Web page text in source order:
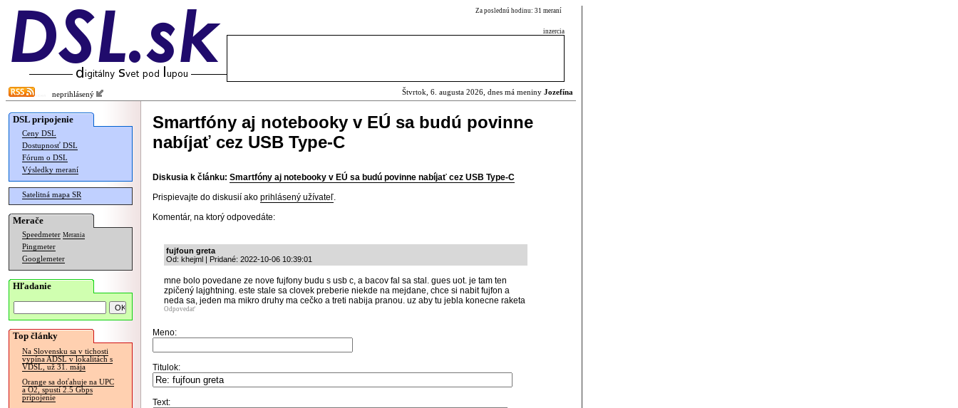
Za poslednú hodinu: 31 meraní
inzercia
neprihlásený Štvrtok, 6. augusta 2026, dnes má meniny Jozefína
DSL pripojenie
Ceny DSL
Dostupnosť DSL
Fórum o DSL
Výsledky meraní
Satelitná mapa SR
Merače
Speedmeter Merania
Pingmeter
Googlemeter
Hľadanie
Top články
Na Slovensku sa v tichosti
vypína ADSL v lokalitách s
VDSL, už 31. mája
Orange sa doťahuje na UPC
a O2, spustí 2.5 Gbps
pripojenie
Smartfóny aj notebooky v EÚ sa budú povinne
nabíjať cez USB Type-C
Diskusia k článku: Smartfóny aj notebooky v EÚ sa budú povinne nabíjať cez USB Type-C
Prispievajte do diskusií ako prihlásený užívateľ.
Komentár, na ktorý odpovedáte:
fujfoun greta
Od: khejml | Pridané: 2022-10-06 10:39:01
mne bolo povedane ze nove fujfony budu s usb c, a bacov fal sa stal. gues uot. je tam ten
zpičený lajghtning. este stale sa clovek preberie niekde na mejdane, chce si nabit fujfon a
neda sa, jeden ma mikro druhy ma cečko a treti nabija pranou. uz aby tu jebla konecne raketa
Odpovedať
Meno:
Titulok:
Text: